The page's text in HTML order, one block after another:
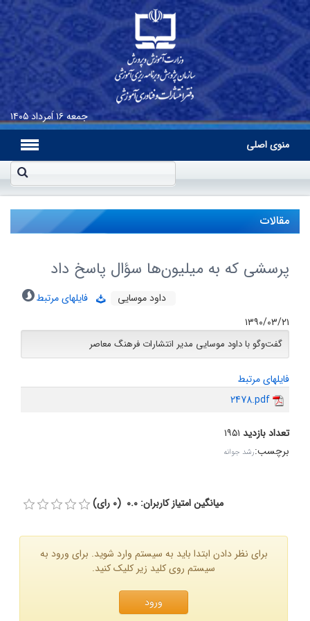
جمعه۱۶ اَمرداد ۱۴۰۵
منوی اصلی
مقالات
پرسشی که به میلیون‌ها سؤال پاسخ داد
داود موسایی
فایلهای مرتبط
۱۳۹۰/۰۳/۲۱
گفت‌وگو با داود موسایی مدیر انتشارات فرهنگ معاصر
فایلهای مرتبط
2478.pdf
تعداد بازدید ۱۹۵۱
برچسب:رشد جوانه
میانگین امتیاز کاربران: 0.0 (0 رای)
برای نظر دادن ابتدا باید به سیستم وارد شوید. برای ورود به
سیستم روی کلید زیر کلیک کنید.
ورود